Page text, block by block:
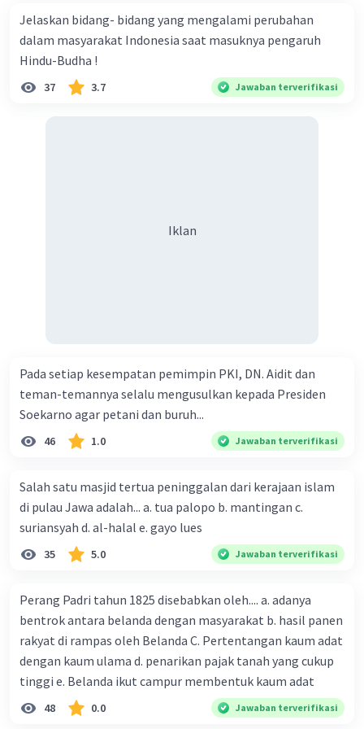
memicu Perang Kemerdekaan yang berlangsung
selama beberapa tahun.
Secara keseluruhan, dukungan dan reaksi rakyat
Indonesia terhadap proklamasi kemerdekaan RI
mempertahankan dan mengembangkan negara
Iklan
Jelaskan bidang- bidang yang mengalami perubahan
dalam masyarakat Indonesia saat masuknya pengaruh
Hindu-Budha !
37 3.7 Jawaban terverifikasi
Iklan
Pada setiap kesempatan pemimpin PKI, DN. Aidit dan
teman-temannya selalu mengusulkan kepada Presiden
Soekarno agar petani dan buruh...
46 1.0 Jawaban terverifikasi
Salah satu masjid tertua peninggalan dari kerajaan islam
di pulau Jawa adalah... a. tua palopo b. mantingan c.
suriansyah d. al-halal e. gayo lues
35 5.0 Jawaban terverifikasi
Perang Padri tahun 1825 disebabkan oleh.... a. adanya
bentrok antara belanda dengan masyarakat b. hasil panen
rakyat di rampas oleh Belanda C. Pertentangan kaum adat
dengan kaum ulama d. penarikan pajak tanah yang cukup
tinggi e. Belanda ikut campur membentuk kaum adat
48 0.0 Jawaban terverifikasi